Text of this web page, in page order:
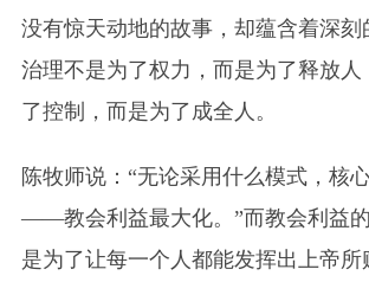
没有惊天动地的故事，却蕴含着深刻
治理不是为了权力，而是为了释放人
了控制，而是为了成全人。
陈牧师说：“无论采用什么模式，核
——教会利益最大化。”而教会利益
是为了让每一个人都能发挥出上帝所